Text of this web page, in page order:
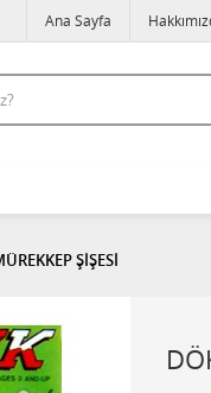
Ana Sayfa
ŞİŞESİ